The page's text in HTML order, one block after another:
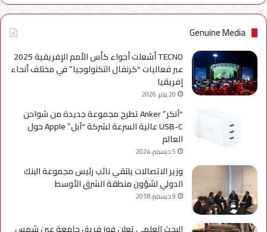
Genuine Media
TECNO أشعلت أجواء كأس الأمم الإفريقية 2025
عبر فعاليات “كرنفال التكنولوجيا” في مختلف أنحاء
إفريقيا
20 يناير، 2026
“آنكر” Anker تطرح مجموعة جديدة من شواحن
USB-C عالية السرعة لشركة “آبل” Apple حول
العالم
5 ديسمبر، 2024
وزير الاتصالات يلتقي نائب رئيس مجموعة البنك
الدولي لشؤون منطقة الشرق الأوسط
9 ديسمبر، 2018